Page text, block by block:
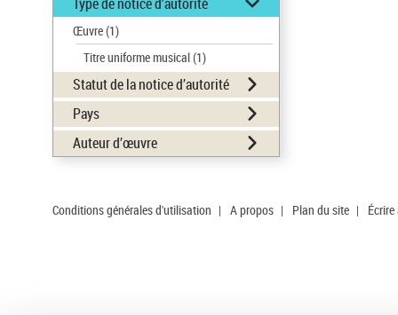
Œuvre(1)
Titre uniforme musical(1)
Statut de la notice d’autorité
Pays
Auteur d’œuvre
Conditions générales d'utilisation | A propos | Plan du site |